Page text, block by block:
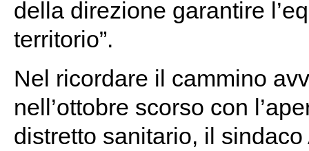
della direzione garantire
territorio”.
Nel ricordare il cammino
nell’ottobre scorso con
distretto sanitario, il